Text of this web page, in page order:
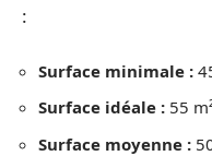
:
Surface minimale :
Surface idéale : 55
Surface moyenne :